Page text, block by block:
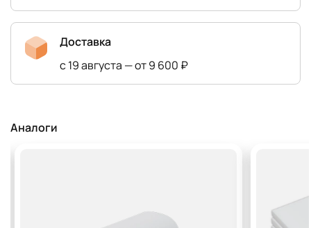
Доставка
с 19 августа — от 9 600 ₽
Аналоги